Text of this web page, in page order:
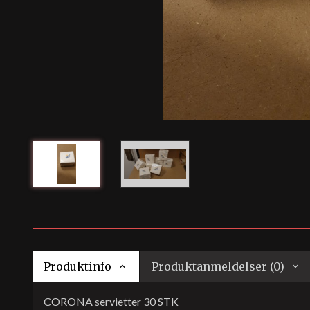
Produktinfo Produktanmeldelser (0)
CORONA servietter 30 STK